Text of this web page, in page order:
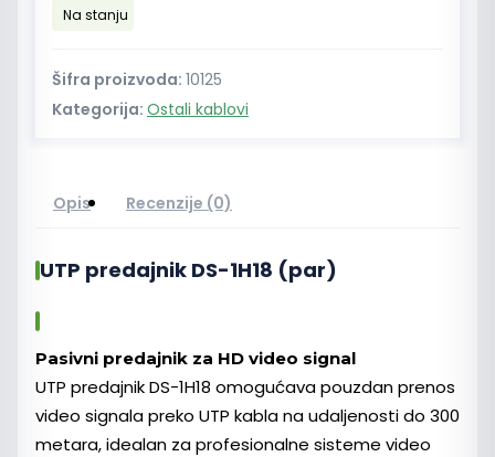
(par)
Na stanju
Šifra proizvoda: 10125
Kategorija: Ostali kablovi
Opis Recenzije (0)
UTP predajnik DS-1H18 (par)
Pasivni predajnik za HD video signal
UTP predajnik DS-1H18 omogućava pouzdan prenos
video signala preko UTP kabla na udaljenosti do 300
metara, idealan za profesionalne sisteme video